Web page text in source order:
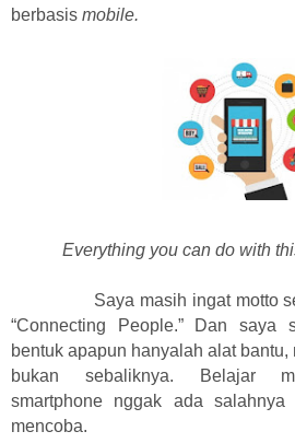
berbasis mobile.
Everything you can do with
Saya masih ingat motto
“Connecting People.” Dan saya
bentuk apapun hanyalah alat
bukan sebaliknya. Belajar
smartphone nggak ada
mencoba.